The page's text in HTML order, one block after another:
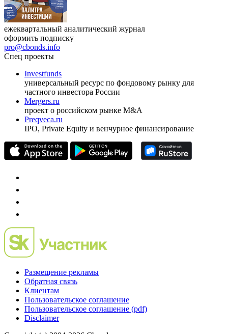
ежеквартальный аналитический журнал
оформить подписку
pro@cbonds.info
Спец проекты
Investfunds
универсальный ресурс по фондовому рынку для
частного инвестора России
Mergers.ru
проект о российском рынке M&A
Preqveca.ru
IPO, Private Equity и венчурное финансирование
Размещение рекламы
Обратная связь
Клиентам
Пользовательское соглашение
Пользовательское соглашение (pdf)
Disclaimer